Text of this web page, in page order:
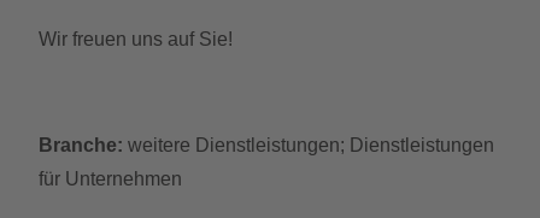
Wir freuen uns auf Sie!
Branche: weitere Dienstleistungen; Dienstleistungen
für Unternehmen